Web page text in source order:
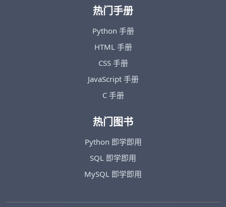
热门手册
Python 手册
HTML 手册
CSS 手册
JavaScript 手册
C 手册
热门图书
Python 即学即用
SQL 即学即用
MySQL 即学即用